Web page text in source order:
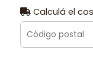
Calculá el